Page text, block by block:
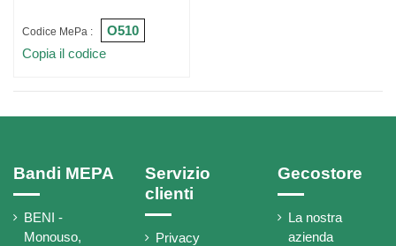
Codice MePa :
O510
Copia il codice
Bandi MEPA
BENI -
Monouso,
Servizio
clienti
Privacy
Gecostore
La nostra
azienda